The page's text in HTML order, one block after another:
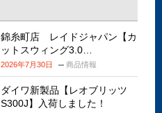
錦糸町店 レイドジャパン【カ
ットスウィング3.0…
2026年7月30日 商品情報
ダイワ新製品【レオブリッツ
S300J】入荷しました！